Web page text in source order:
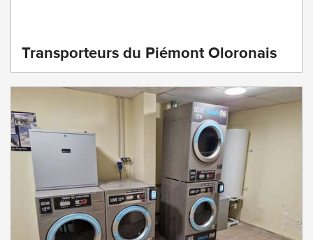
Transporteurs du Piémont Oloronais